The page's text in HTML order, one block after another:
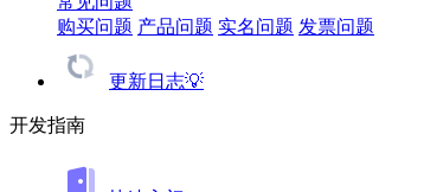
购买问题 产品问题 实名问题 发票问题
更新日志💡
开发指南